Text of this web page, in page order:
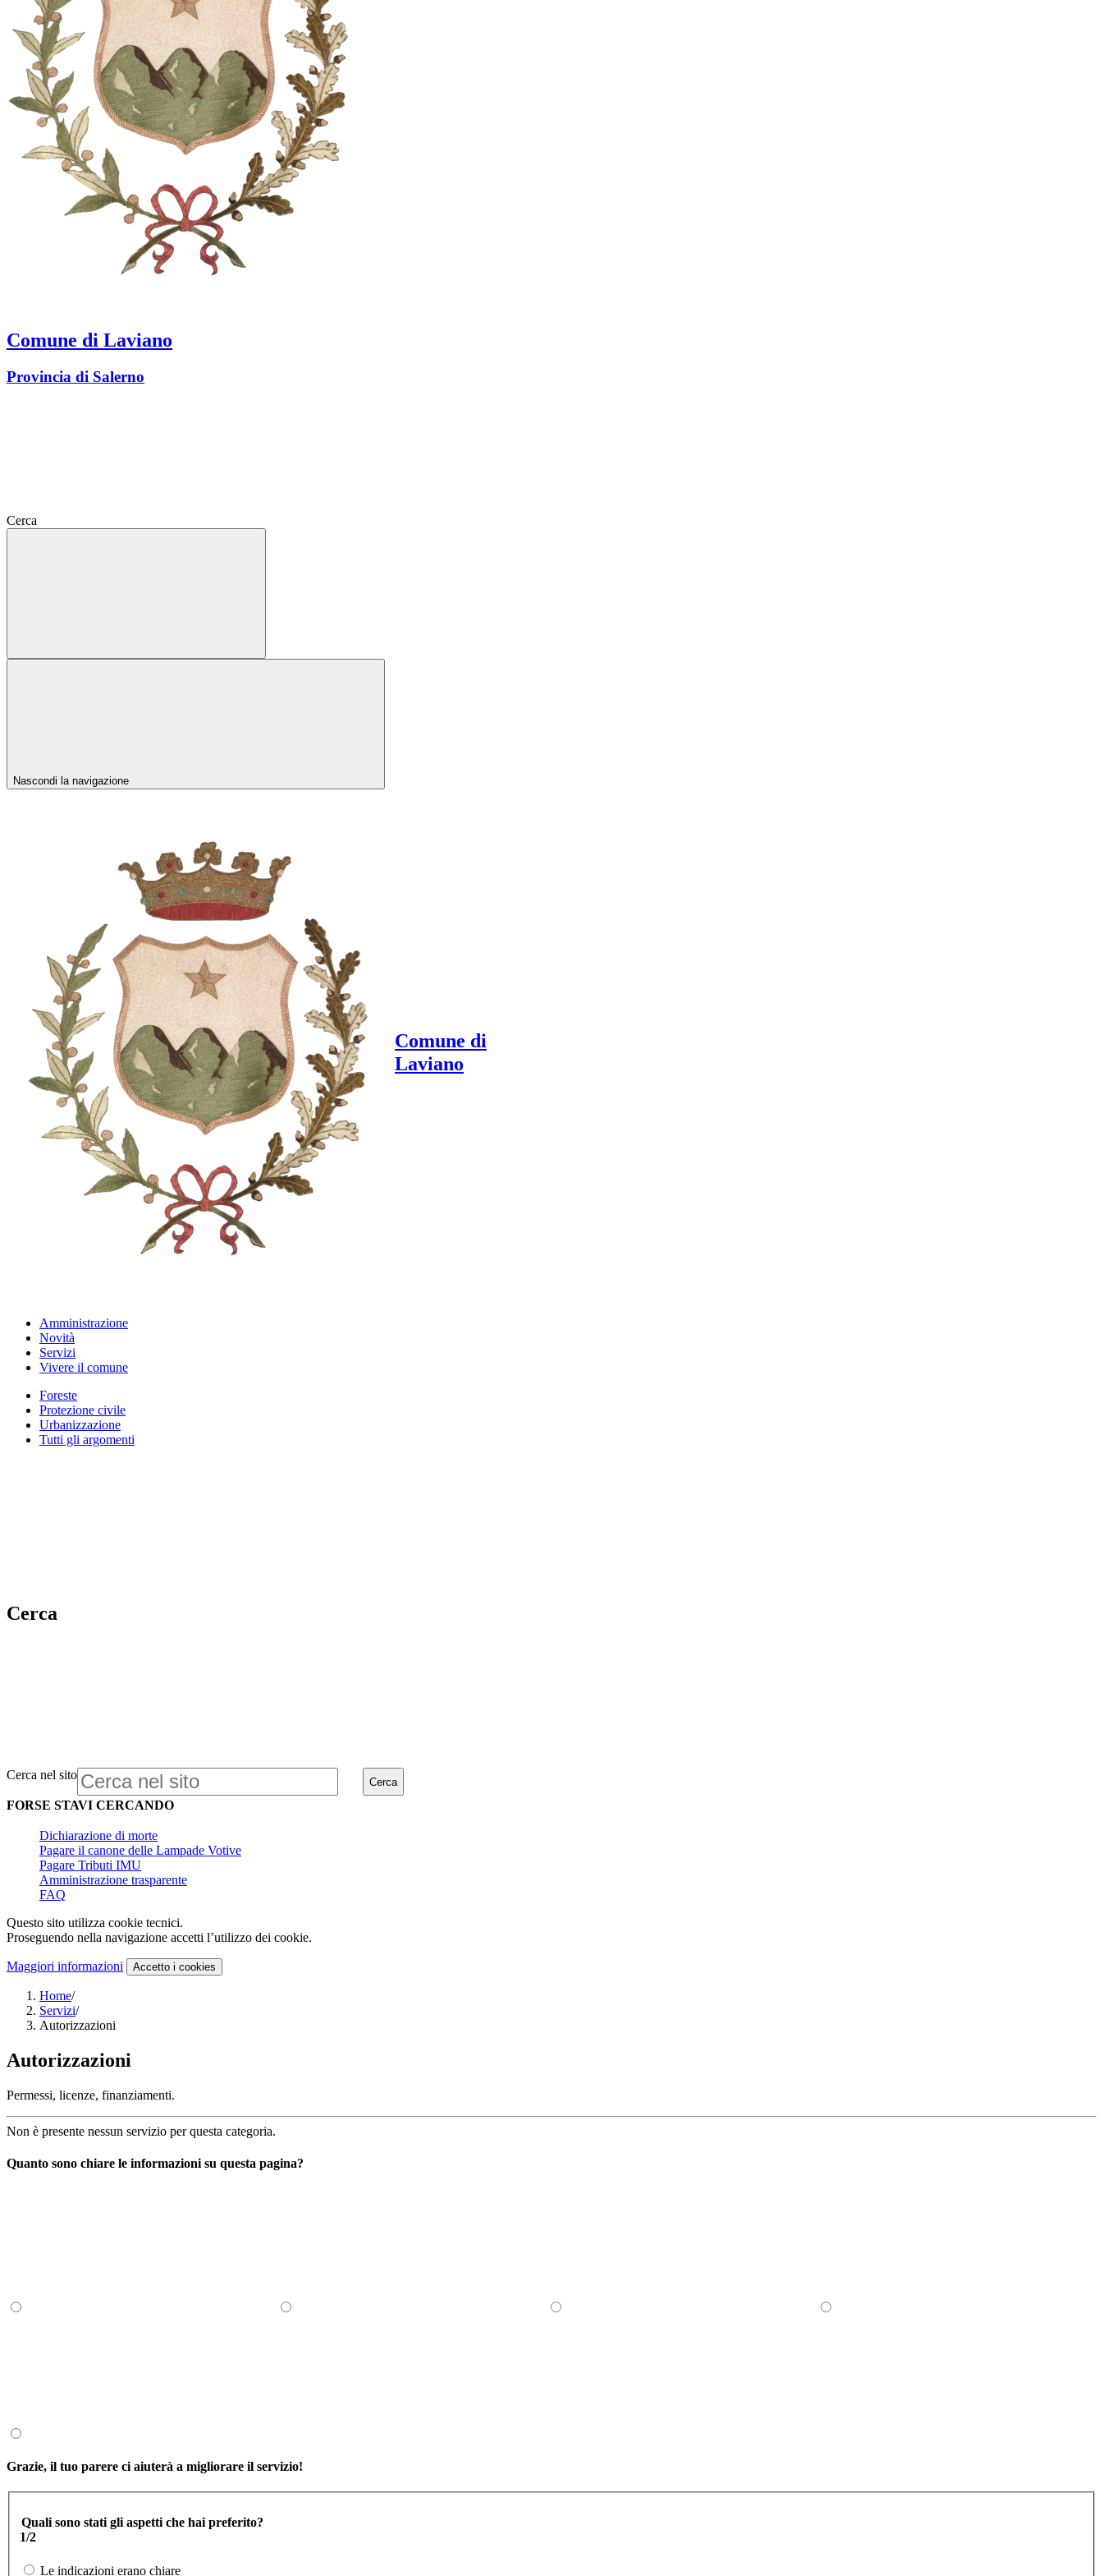
Comune di Laviano
Provincia di Salerno
Cerca
Nascondi la navigazione
Comune di
Laviano
Amministrazione
Novità
Servizi
Vivere il comune
Foreste
Protezione civile
Urbanizzazione
Tutti gli argomenti
Cerca
Cerca nel sito Cerca
FORSE STAVI CERCANDO
Dichiarazione di morte
Pagare il canone delle Lampade Votive
Pagare Tributi IMU
Amministrazione trasparente
FAQ
Questo sito utilizza cookie tecnici.
Proseguendo nella navigazione accetti l’utilizzo dei cookie.
Maggiori informazioni Accetto i cookies
Home/
Servizi/
Autorizzazioni
Autorizzazioni
Permessi, licenze, finanziamenti.
Non è presente nessun servizio per questa categoria.
Quanto sono chiare le informazioni su questa pagina?
Grazie, il tuo parere ci aiuterà a migliorare il servizio!
Quali sono stati gli aspetti che hai preferito?
1/2
Le indicazioni erano chiare